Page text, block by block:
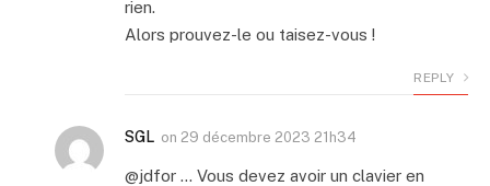
rien.
Alors prouvez-le ou taisez-vous !
REPLY
SGL on 29 décembre 2023 21h34
@jdfor … Vous devez avoir un clavier en